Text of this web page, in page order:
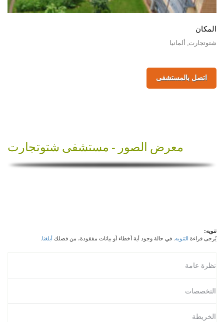
المكان
شتوتجارت, ألمانيا
اتصل بالمستشفى
معرض الصور - مستشفى شتوتجارت
تنويه:
يُرجى قراءة التنويه. في حالة وجود أية أخطاء أو بيانات مفقودة، من فضلكأبلغنا.
نظرة عامة
التخصصات
الخريطة